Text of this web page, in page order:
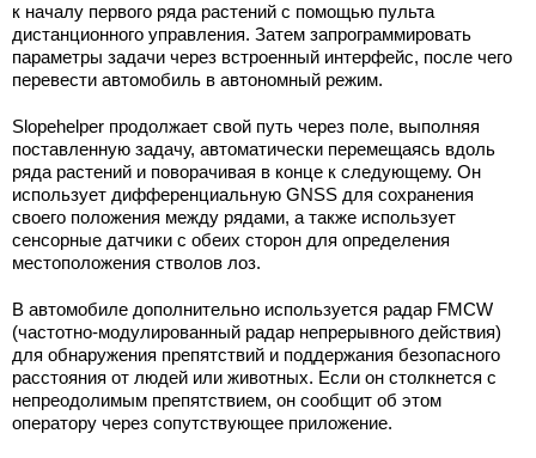
к началу первого ряда растений с помощью пульта
дистанционного управления. Затем запрограммировать
параметры задачи через встроенный интерфейс, после чего
перевести автомобиль в автономный режим.
Slopehelper продолжает свой путь через поле, выполняя
поставленную задачу, автоматически перемещаясь вдоль
ряда растений и поворачивая в конце к следующему. Он
использует дифференциальную GNSS для сохранения
своего положения между рядами, а также использует
сенсорные датчики с обеих сторон для определения
местоположения стволов лоз.
В автомобиле дополнительно используется радар FMCW
(частотно-модулированный радар непрерывного действия)
для обнаружения препятствий и поддержания безопасного
расстояния от людей или животных. Если он столкнется с
непреодолимым препятствием, он сообщит об этом
оператору через сопутствующее приложение.